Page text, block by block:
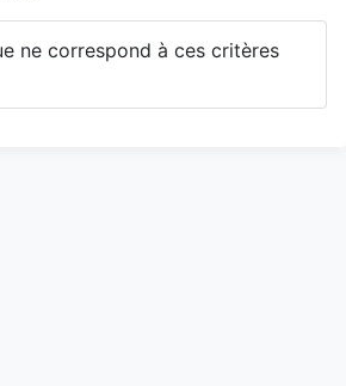
ne correspond à ces critères